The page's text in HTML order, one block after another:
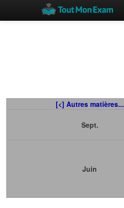
[<] Autres matières...
Sept.
Juin